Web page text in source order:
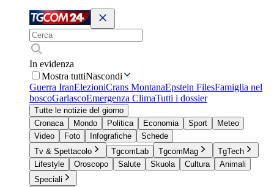
In evidenza
Mostra tuttiNascondi
Guerra IranElezioniCrans MontanaEpstein FilesFamiglia nel
boscoGarlascoEmergenza ClimaTutti i dossier
Tutte le notizie del giorno
Cronaca
Mondo Politica Economia Sport
Meteo
Video
Foto Infografiche
Schede
Tv & Spettacolo
TgcomLab TgcomMag
TgTech
Lifestyle
Oroscopo Salute Skuola Cultura
Animali
Speciali